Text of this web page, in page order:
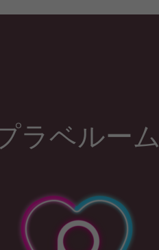
ラベルーム